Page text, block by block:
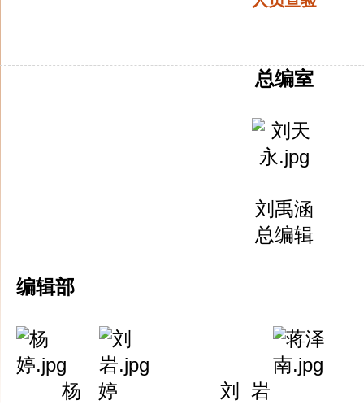
总编室
刘禹涵
总编辑
编辑部
杨 婷 刘